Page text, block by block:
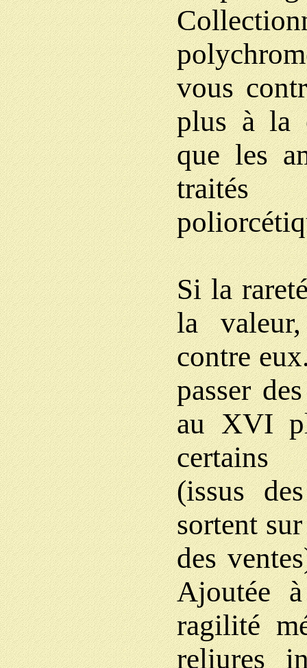
vous
plus à la
que les
traités
Si la
la
contre
passer
au XVI
certains
(issus
sortent
des
Ajoutée
ragilité
reliures